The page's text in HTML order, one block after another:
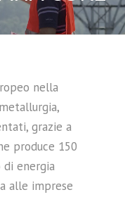
nella
grazie a
produce 150
di energia
alle imprese